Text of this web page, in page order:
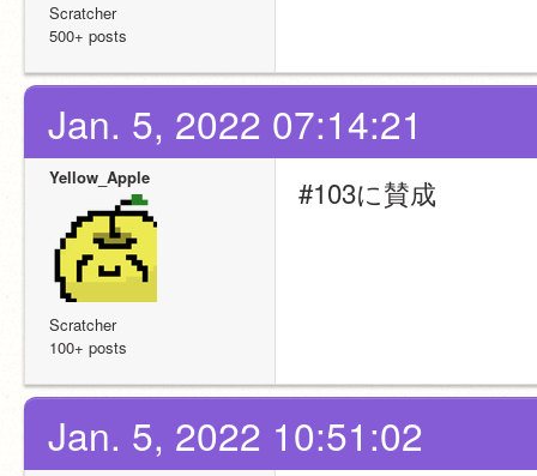
Scratcher
500+ posts
Jan. 5, 2022 07:14:21
Yellow_Apple
Scratcher
100+ posts
#103に賛成
Jan. 5, 2022 10:51:02